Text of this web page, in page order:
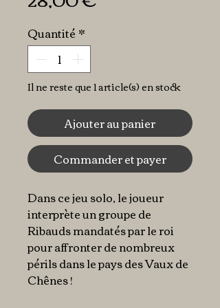
Quantité *
Il ne reste que 1 article(s) en stock
Ajouter au panier
Commander et payer
Dans ce jeu solo, le joueur
interprète un groupe de
Ribauds mandatés par le roi
pour affronter de nombreux
périls dans le pays des Vaux de
Chênes !